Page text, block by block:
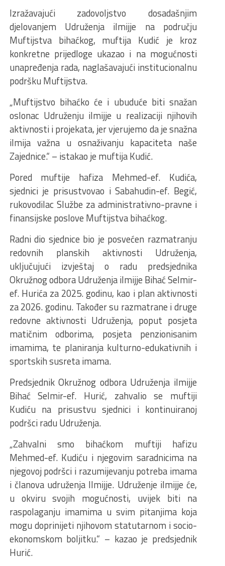
Izražavajući zadovoljstvo dosadašnjim
djelovanjem Udruženja ilmijje na području
Muftijstva bihaćkog, muftija Kudić je kroz
konkretne prijedloge ukazao i na mogućnosti
unapređenja rada, naglašavajući institucionalnu
podršku Muftijstva.
„Muftijstvo bihaćko će i ubuduće biti snažan
oslonac Udruženju ilmijje u realizaciji njihovih
aktivnosti i projekata, jer vjerujemo da je snažna
ilmija važna u osnaživanju kapaciteta naše
Zajednice.“ – istakao je muftija Kudić.
Pored muftije hafiza Mehmed-ef. Kudića,
sjednici je prisustvovao i Sabahudin-ef. Begić,
rukovodilac Službe za administrativno-pravne i
finansijske poslove Muftijstva bihaćkog.
Radni dio sjednice bio je posvećen razmatranju
redovnih planskih aktivnosti Udruženja,
uključujući izvještaj o radu predsjednika
Okružnog odbora Udruženja ilmijje Bihać Selmir-
ef. Hurića za 2025. godinu, kao i plan aktivnosti
za 2026. godinu. Također su razmatrane i druge
redovne aktivnosti Udruženja, poput posjeta
matičnim odborima, posjeta penzionisanim
imamima, te planiranja kulturno-edukativnih i
sportskih susreta imama.
Predsjednik Okružnog odbora Udruženja ilmijje
Bihać Selmir-ef. Hurić, zahvalio se muftiji
Kudiću na prisustvu sjednici i kontinuiranoj
podršci radu Udruženja.
„Zahvalni smo bihaćkom muftiji hafizu
Mehmed-ef. Kudiću i njegovim saradnicima na
njegovoj podršci i razumijevanju potreba imama
i članova udruženja Ilmijje. Udruženje ilmijje će,
u okviru svojih mogućnosti, uvijek biti na
raspolaganju imamima u svim pitanjima koja
mogu doprinijeti njihovom statutarnom i socio-
ekonomskom boljitku.“ – kazao je predsjednik
Hurić.